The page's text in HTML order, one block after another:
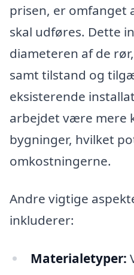
prisen, er omfanget
skal udføres. Dette
diameteren af de
samt tilstand og
eksisterende
arbejdet være mere
bygninger, hvilket
omkostningerne.
Andre vigtige
inkluderer:
Materialetyper: